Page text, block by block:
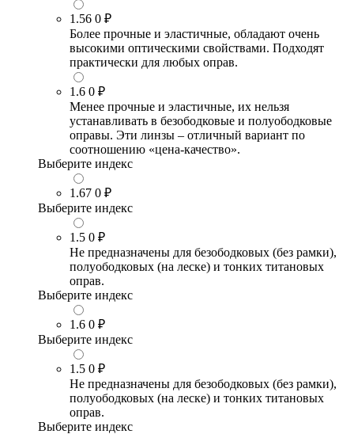
1.56 0 ₽
Более прочные и эластичные, обладают очень
высокими оптическими свойствами. Подходят
практически для любых оправ.
1.6 0 ₽
Менее прочные и эластичные, их нельзя
устанавливать в безободковые и полуободковые
оправы. Эти линзы – отличный вариант по
соотношению «цена-качество».
Выберите индекс
1.67 0 ₽
Выберите индекс
1.5 0 ₽
Не предназначены для безободковых (без рамки),
полуободковых (на леске) и тонких титановых
оправ.
Выберите индекс
1.6 0 ₽
Выберите индекс
1.5 0 ₽
Не предназначены для безободковых (без рамки),
полуободковых (на леске) и тонких титановых
оправ.
Выберите индекс